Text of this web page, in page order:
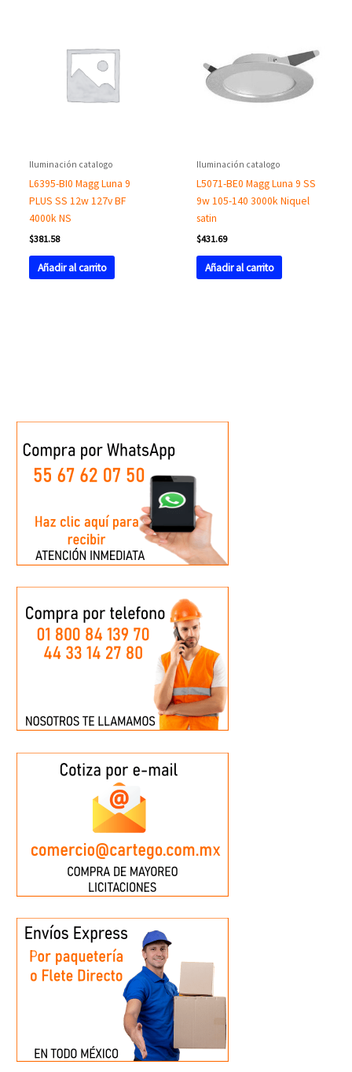
Iluminación catalogo
L6395-BI0 Magg Luna 9
PLUS SS 12w 127v BF
4000k NS
$381.58
Añadir al carrito
Iluminación catalogo
L5071-BE0 Magg Luna 9 SS
9w 105-140 3000k Niquel
satin
$431.69
Añadir al carrito